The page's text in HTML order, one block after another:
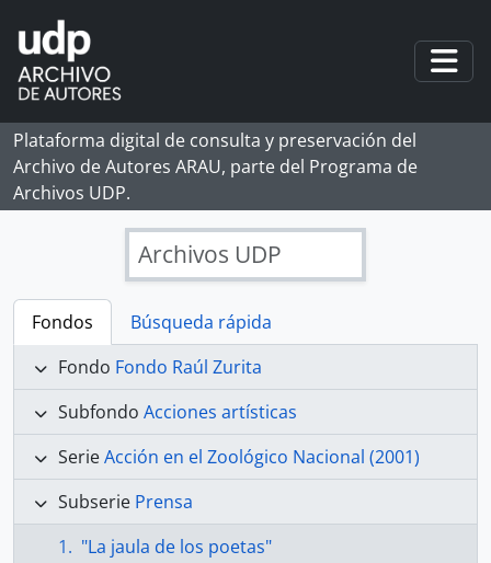
Skip to main content
Plataforma digital de consulta y preservación del
Archivo de Autores ARAU, parte del Programa de
Archivos UDP.
Archivos UDP
Fondos
Búsqueda rápida
Fondo Fondo Raúl Zurita
Subfondo Acciones artísticas
SerieAcción en el Zoológico Nacional (2001)
Subserie Prensa
"La jaula de los poetas"